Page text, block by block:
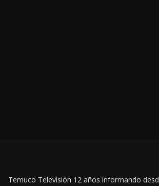
Temuco Televisión 12 años informando